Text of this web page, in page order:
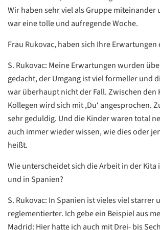
Wir haben sehr viel als Gruppe miteinander
war eine tolle und aufregende Woche.
Frau Rukovac, haben sich Ihre Erwartungen
S. Rukovac: Meine Erwartungen wurden
gedacht, der Umgang ist viel formeller und
war überhaupt nicht der Fall. Zwischen den
Kollegen wird sich mit ,Du‘ angesprochen.
sehr geduldig. Und die Kinder waren total
auch immer wieder wissen, wie dies oder
heißt.
Wie unterscheidet sich die Arbeit in der Kita
und in Spanien?
S. Rukovac: In Spanien ist vieles viel starrer
reglementierter. Ich gebe ein Beispiel aus
Madrid: Hier hatte ich auch mit Drei- bis
ZURÜCK
Datenschutzerklärung
Übersetzen
Translate
ZURÜCK